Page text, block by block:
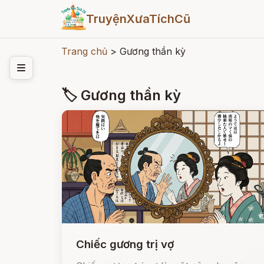
TruyệnXưaTíchCũ
Trang chủ > Gương thần kỳ
🏷 Gương thần kỳ
Chiếc gương trị vợ